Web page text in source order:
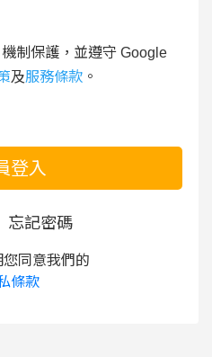
制保護，並遵守 Google
及服務條款 。
登入
忘記密碼
同意我們的
條款